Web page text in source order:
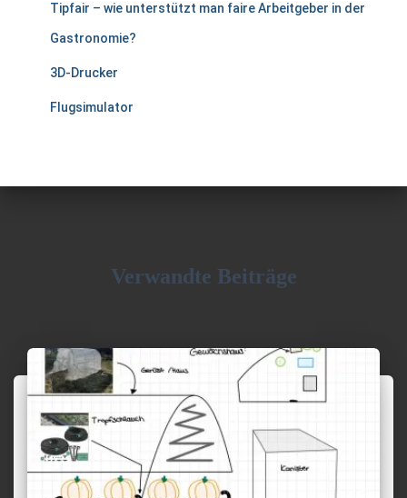
Tipfair – wie unterstützt man faire Arbeitgeber in der
Gastronomie?
3D-Drucker
Flugsimulator
Verwandte Beiträge